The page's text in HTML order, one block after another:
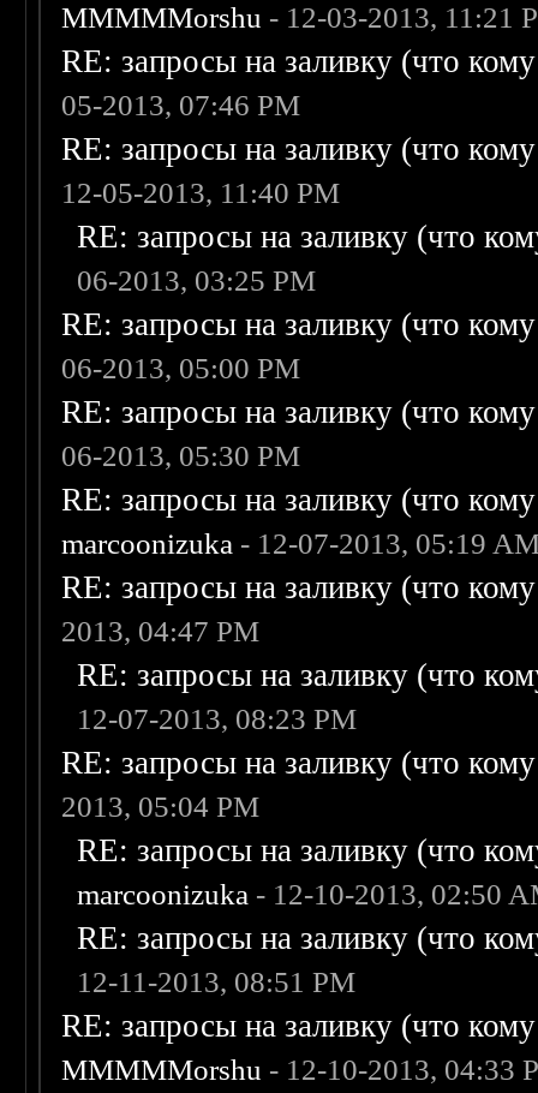
MMMMMorshu - 12-03-2013, 11:21
RE: запросы на заливку (что
05-2013, 07:46 PM
RE: запросы на заливку (что
12-05-2013, 11:40 PM
RE: запросы на заливку (что
06-2013, 03:25 PM
RE: запросы на заливку (что
06-2013, 05:00 PM
RE: запросы на заливку (что
06-2013, 05:30 PM
RE: запросы на заливку (что
marcoonizuka - 12-07-2013, 05:19
RE: запросы на заливку (что
2013, 04:47 PM
RE: запросы на заливку (что
12-07-2013, 08:23 PM
RE: запросы на заливку (что
2013, 05:04 PM
RE: запросы на заливку (что
marcoonizuka - 12-10-2013, 02:50
RE: запросы на заливку (что
12-11-2013, 08:51 PM
RE: запросы на заливку (что
MMMMMorshu - 12-10-2013, 04:33